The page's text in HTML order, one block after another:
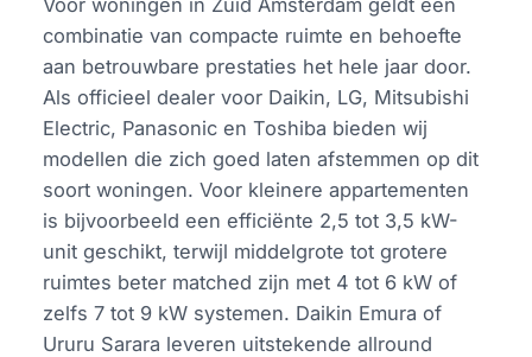
combinatie van compacte ruimte en behoefte
aan betrouwbare prestaties het hele jaar door.
Als officieel dealer voor Daikin, LG, Mitsubishi
Electric, Panasonic en Toshiba bieden wij
modellen die zich goed laten afstemmen op dit
soort woningen. Voor kleinere appartementen
is bijvoorbeeld een efficiënte 2,5 tot 3,5 kW-
unit geschikt, terwijl middelgrote tot grotere
ruimtes beter matched zijn met 4 tot 6 kW of
zelfs 7 tot 9 kW systemen. Daikin Emura of
Ururu Sarara leveren uitstekende allround